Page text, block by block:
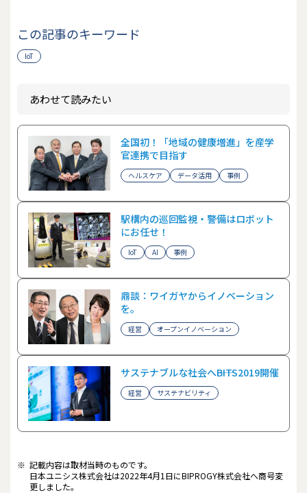
この記事のキーワード
IoT
あわせて読みたい
全国初！「地域の健康増進」を産学
官連携で目指す
ヘルスケア データ活用 事例
駅構内の巡回監視・警備はロボット
にお任せ！
IoT AI 事例
鼎談：ワイガヤからイノベーション
を。
経営 オープンイノベーション
サステナブルな社会へ――BITS2019開催
経営 サステナビリティ
※ 記載内容は取材当時のものです。
日本ユニシス株式会社は2022年4月1日にBIPROGY株式会社へ商号変
更しました。